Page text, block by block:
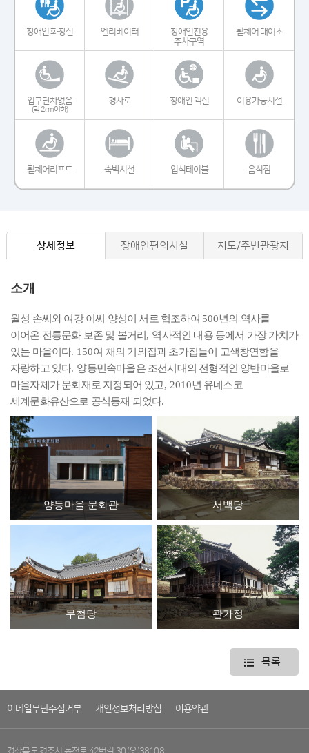
장애인 화장실 엘리베이터
장애인전용
주차구역
휠체어 대여소
입구단차없음
(턱 2cm이하)
경사로 장애인 객실 이용가능시설
휠체어리프트 숙박시설 입식테이블 음식점
상세정보 장애인편의시설 지도/주변관광지
소개
월성 손씨와 여강 이씨 양성이 서로 협조하여 500년의 역사를
이어온 전통문화 보존 및 볼거리, 역사적인 내용 등에서 가장 가치가
있는 마을이다. 150여 채의 기와집과 초가집들이 고색창연함을
자랑하고 있다. 양동민속마을은 조선시대의 전형적인 양반마을로
마을자체가 문화재로 지정되어 있고, 2010년 유네스코
세계문화유산으로 공식등재 되었다.
양동마을 문화관 서백당
무첨당 관가정
목록
이메일무단수집거부 개인정보처리방침 이용약관